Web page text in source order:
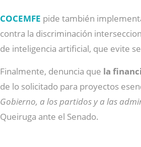
COCEMFE pide también
contra la discriminación
de inteligencia artificial, que evite
Finalmente, denuncia que la
de lo solicitado para proyectos
Gobierno, a los partidos y a las
Queiruga ante el Senado.